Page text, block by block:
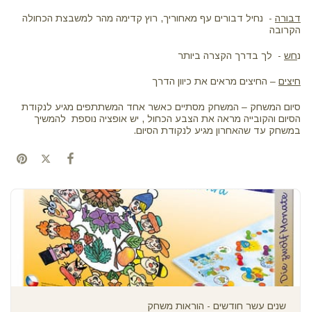
דבורה - נחיל דבורים עף מאחוריך, רוץ קדימה מהר למשבצת הכחולה
הקרובה
נחש - לך בדרך הקצרה ביותר
חיצים – החיצים מראים את כיוון הדרך
סיום המשחק – המשחק מסתיים כאשר אחד המשתתפים מגיע לנקודת
הסיום והקובייה מראה את הצבע הכחול , יש אופציה נוספת להמשיך
במשחק עד שהאחרון מגיע לנקודת הסיום.
שנים עשר חודשים - הוראות משחק